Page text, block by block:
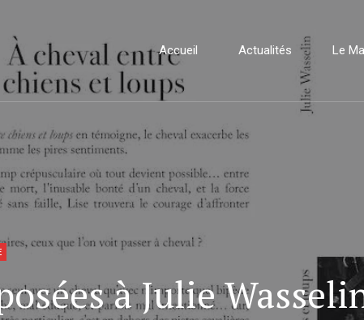
Accueil Actualités Le
à Julie